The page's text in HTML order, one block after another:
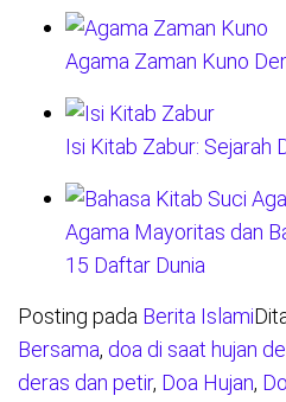
Agama Zaman Kuno
Isi Kitab Zabur: Sejarah
Agama Mayoritas dan
15 Daftar Dunia
Posting pada Berita Islami
Bersama, doa di saat hujan
deras dan petir, Doa Hujan,